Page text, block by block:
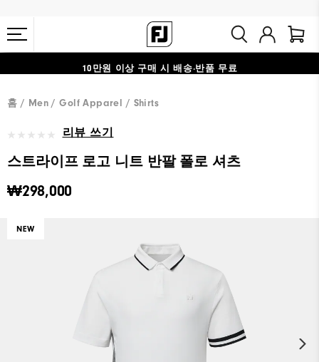
10만원 이상 구매 시 배송·반품 무료
홈 Men Golf Apparel Shirts
리뷰 쓰기
스트라이프 로고 니트 반팔 폴로 셔츠
₩298,000
NEW